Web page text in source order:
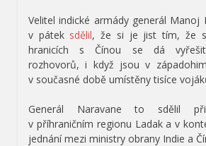
Velitel indické armády generál Manoj
v pátek sdělil, že si je jist tím, že
hranicích s Čínou se dá vyřešit
rozhovorů, i když jsou v
v současné době umístěny tisíce
Generál Naravane to sdělil
v příhraničním regionu Ladak a v
jednání mezi ministry obrany Indie a